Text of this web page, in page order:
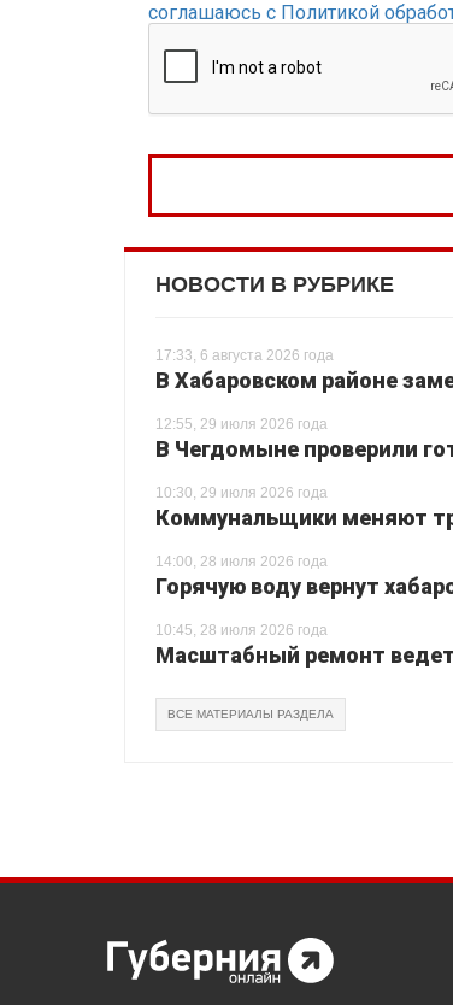
соглашаюсь с Политикой
НОВОСТИ В РУБРИКЕ
17:33, 6 августа 2026 года
В Хабаровском районе
12:55, 29 июля 2026 года
В Чегдомыне проверили
10:30, 29 июля 2026 года
Коммунальщики меняют
14:00, 28 июля 2026 года
Горячую воду вернут
10:45, 28 июля 2026 года
Масштабный ремонт
ВСЕ МАТЕРИАЛЫ РАЗДЕЛА